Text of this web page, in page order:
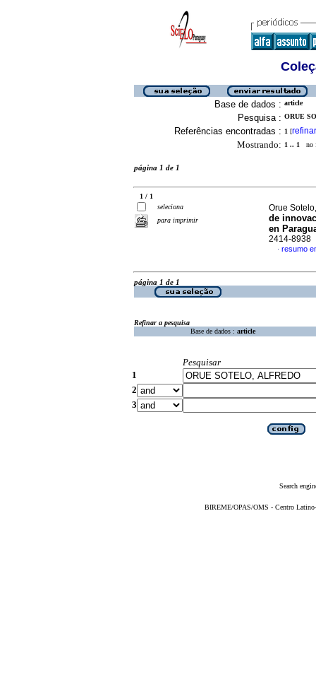
Base de dados : article
Pesquisa : ORUE
Referências encontradas : 1 [refinar
Mostrando: 1 .. 1 no
página 1 de 1
1 / 1
seleciona
para imprimir
Orue
de
en
2414-8938
· resumo
página 1 de 1
Refinar a pesquisa
Base de dados : article
Pesquisar
1
2
3
Search
BIREME/OPAS/OMS - Centro Latino-